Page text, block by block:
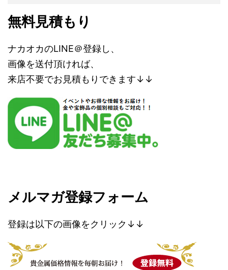
無料見積もり
ナカオカのLINE＠登録し、
画像を送付頂ければ、
来店不要でお見積もりできます↓↓
メルマガ登録フォーム
登録は以下の画像をクリック↓↓